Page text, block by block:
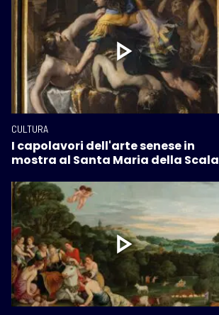
CULTURA
I capolavori dell'arte senese in
mostra al Santa Maria della Scala